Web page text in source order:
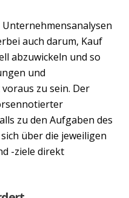
auch darum, Kauf
abzuwickeln und so
und
zu sein. Der
zu den Aufgaben des
über die jeweiligen
-ziele direkt